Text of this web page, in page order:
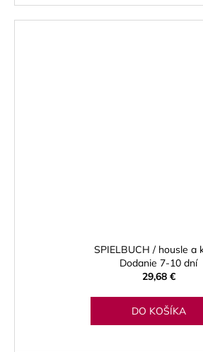
SPIELBUCH / housle a
Dodanie 7-10 dní
29,68 €
DO KOŠÍKA